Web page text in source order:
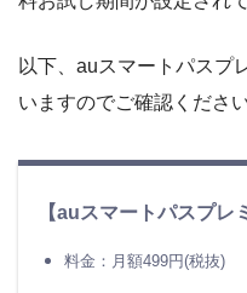
退会手続き
以下、auスマートパスプ
いますのでご確認ください
【auスマートパスプレ
料金：月額499円(税抜)